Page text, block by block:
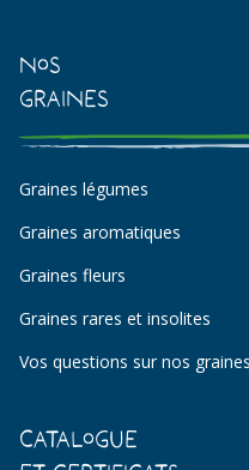
Nos
Graines
Graines légumes
Graines aromatiques
Graines fleurs
Graines rares et insolites
Vos questions sur nos graines
Catalogue